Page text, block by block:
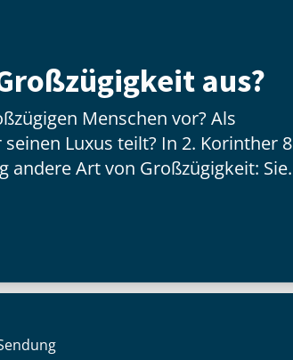
aus?
Menschen vor? Als
Luxus teilt? In 2. Korinther 8
andere Art von Großzügigkeit: Sie
jemand besitzt, sondern mit der